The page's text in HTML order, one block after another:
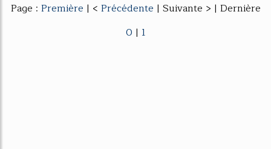
Page : Première | < Précédente | Suivante > | Dernière
0 | 1